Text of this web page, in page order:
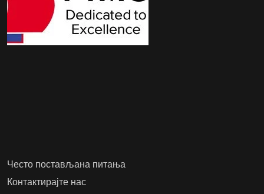
Често постављана питања
Контактирајте нас